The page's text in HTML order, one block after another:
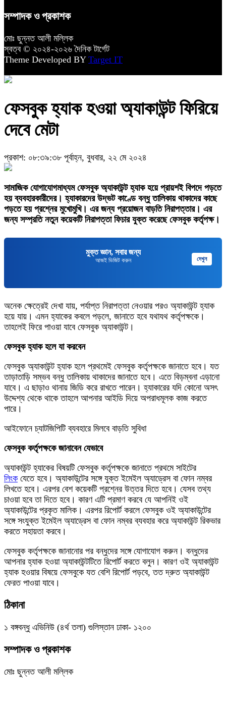
সম্পাদক ও প্রকাশক
মোঃ ছুন্নত আলী মল্লিক
স্বত্ব © ২০২৪-২০২৬ দৈনিক টার্গেট
Theme Developed BY Target IT
ফেসবুক হ্যাক হওয়া অ্যাকাউন্ট ফিরিয়ে
দেবে মেটা
প্রকাশ: ০৮:৩৯:৩৮ পূর্বাহ্ন, বুধবার, ২২ মে ২০২৪
সামাজিক যোগাযোগমাধ্যম ফেসবুক অ্যাকাউন্ট হ্যাক হয়ে প্রায়শই বিপদে পড়তে
হয় ব্যবহারকারীদের। হ্যাকারদের উদ্ভট কাণ্ডে বন্ধু তালিকায় থাকাদের কাছে
পড়তে হয় প্রশ্নের মুখোমুখি। এর জন্য প্রয়োজন বাড়তি নিরাপত্তার। এর
জন্য সম্প্রতি নতুন কয়েকটি নিরাপত্তা ফিচার যুক্ত করেছে ফেসবুক কর্তৃপক্ষ।
মুক্ত জ্ঞান, সবার জন্য
আজই ভিজিট করুন দেখুন
অনেক ক্ষেত্রেই দেখা যায়, পর্যাপ্ত নিরাপত্তা নেওয়ার পরও অ্যাকাউন্ট হ্যাক
হয়ে যায়। এমন হ্যাকের কবলে পড়লে, জানাতে হবে যথাযথ কর্তৃপক্ষকে।
তাহলেই ফিরে পাওয়া যাবে ফেসবুক অ্যাকাউন্ট।
ফেসবুক হ্যাক হলে যা করবেন
ফেসবুক অ্যাকাউন্ট হ্যাক হলে প্রথমেই ফেসবুক কর্তৃপক্ষকে জানাতে হবে। যত
তাড়াতাড়ি সম্ভব বন্ধু তালিকায় থাকাদের জানাতে হবে। এতে বিড়ম্বনা এড়ানো
যাবে। এ ছাড়াও থানায় জিডি করে রাখতে পারেন। হ্যাকারের যদি কোনো অসৎ
উদ্দেশ্য থেকে থাকে তাহলে আপনার আইডি দিয়ে অপরাধমূলক কাজ করতে
পারে।
আইফোনে চ্যাটজিপিটি ব্যবহারে মিলবে বাড়তি সুবিধা
ফেসবুক কর্তৃপক্ষকে জানাবেন যেভাবে
অ্যাকাউন্ট হ্যাকের বিষয়টি ফেসবুক কর্তৃপক্ষকে জানাতে প্রথমে সাইটের
লিংকযেতে হবে। অ্যাকাউন্টের সঙ্গে যুক্ত ইমেইল অ্যাড্রেস বা ফোন নম্বর
লিখতে হবে। এরপর বেশ কয়েকটি প্রশ্নের উত্তর দিতে হবে। যেসব তথ্য
চাওয়া হবে তা দিতে হবে। কারণ এটি প্রমাণ করবে যে আপনিই ওই
অ্যাকাউন্টের প্রকৃত মালিক। এরপর রিপোর্ট করলে ফেসবুক ওই অ্যাকাউন্টের
সঙ্গে সংযুক্ত ইমেইল অ্যাড্রেস বা ফোন নম্বর ব্যবহার করে অ্যাকাউন্ট রিকভার
করতে সহায়তা করবে।
ফেসবুক কর্তৃপক্ষকে জানানোর পর বন্ধুদের সঙ্গে যোগাযোগ করুন। বন্ধুদের
আপনার হ্যাক হওয়া অ্যাকাউন্টটিতে রিপোর্ট করতে বলুন। কারণ ওই অ্যাকাউন্ট
হ্যাক হওয়ার বিষয়ে ফেসবুকে যত বেশি রিপোর্ট পড়বে, তত দ্রুত অ্যাকাউন্ট
ফেরত পাওয়া যাবে।
ঠিকানা
১ বঙ্গবন্ধু এভিনিউ (৪র্থ তলা) গুলিস্তান ঢাকা- ১২০০
সম্পাদক ও প্রকাশক
মোঃ ছুন্নত আলী মল্লিক